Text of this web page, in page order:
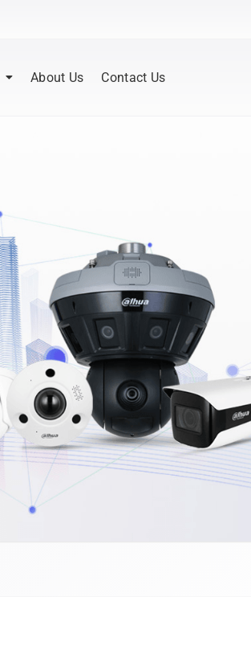
About Us Contact Us